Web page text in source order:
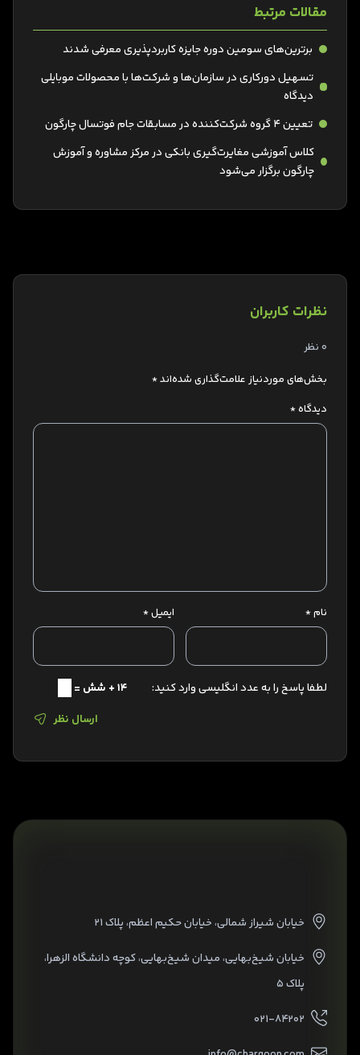
مقالات مرتبط
برترین‌های سومین دوره جایزه کاربردپذیری معرفی شدند
تسهیل دورکاری در سازمان‌ها و شرکت‌ها با محصولات موبایلی
دیدگاه
تعیین 4 گروه شرکت‌کننده در مسابقات جام فوتسال چارگون
کلاس آموزشی مغایرت‌گیری بانکی در مرکز مشاوره و آموزش
چارگون برگزار می‌شود
نظرات کاربران
0 نظر
بخش‌های موردنیاز علامت‌گذاری شده‌اند*
دیدگاه*
نام* ایمیل*
لطفا پاسخ را به عدد انگلیسی وارد کنید:
14 + شش =
ارسال نظر
خیابان شیراز شمالی، خیابان حکیم اعظم، پلاک ۲۱
خیابان شیخ‌بهایی، میدان شیخ‌بهایی، کوچه دانشگاه الزهرا،
پلاک ۵
۰۲۱-۸۴۲۰۲